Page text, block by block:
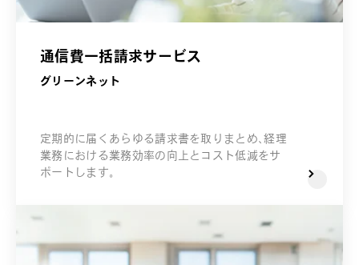
通信費一括請求サービス
グリーンネット
定期的に届くあらゆる請求書を取りまとめ、経理
業務における業務効率の向上とコスト低減をサ
ポートします。